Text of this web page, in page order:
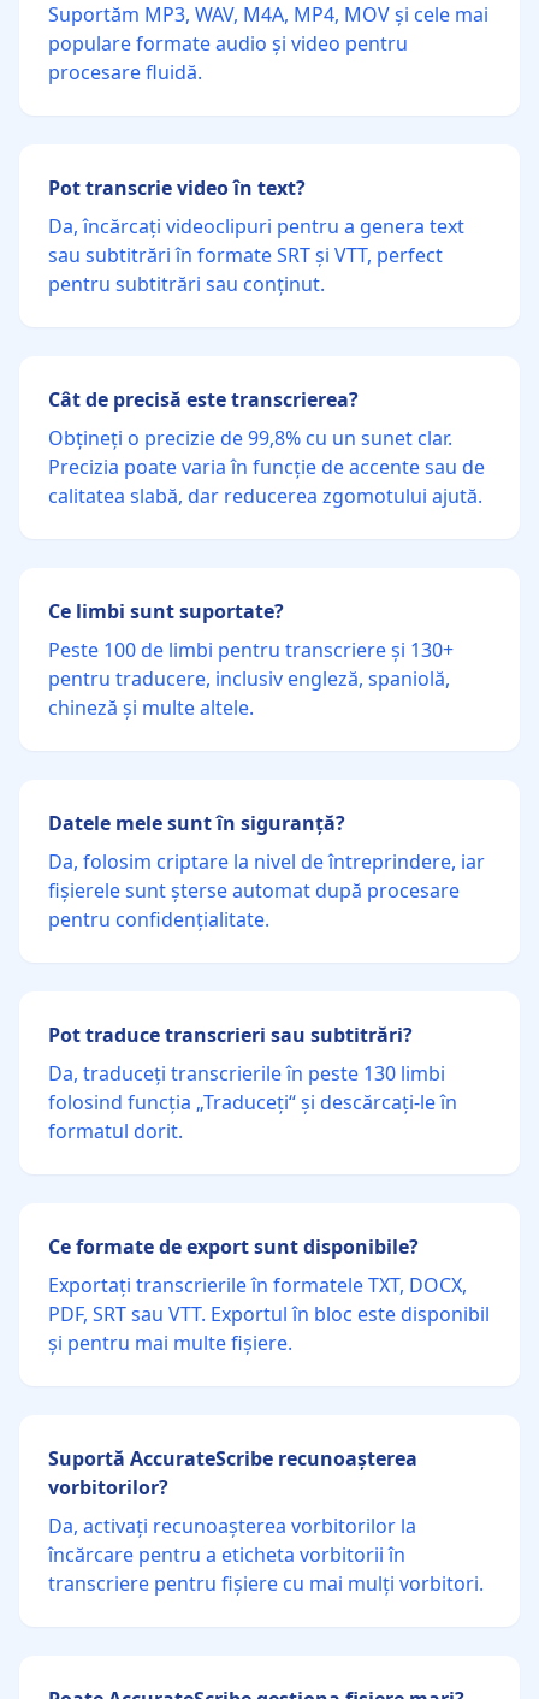
Suportăm MP3, WAV, M4A, MP4, MOV și cele mai
populare formate audio și video pentru
procesare fluidă.
Pot transcrie video în text?
Da, încărcați videoclipuri pentru a genera text
sau subtitrări în formate SRT și VTT, perfect
pentru subtitrări sau conținut.
Cât de precisă este transcrierea?
Obțineți o precizie de 99,8% cu un sunet clar.
Precizia poate varia în funcție de accente sau de
calitatea slabă, dar reducerea zgomotului ajută.
Ce limbi sunt suportate?
Peste 100 de limbi pentru transcriere și 130+
pentru traducere, inclusiv engleză, spaniolă,
chineză și multe altele.
Datele mele sunt în siguranță?
Da, folosim criptare la nivel de întreprindere, iar
fișierele sunt șterse automat după procesare
pentru confidențialitate.
Pot traduce transcrieri sau subtitrări?
Da, traduceți transcrierile în peste 130 limbi
folosind funcția „Traduceți“ și descărcați-le în
formatul dorit.
Ce formate de export sunt disponibile?
Exportați transcrierile în formatele TXT, DOCX,
PDF, SRT sau VTT. Exportul în bloc este disponibil
și pentru mai multe fișiere.
Suportă AccurateScribe recunoașterea
vorbitorilor?
Da, activați recunoașterea vorbitorilor la
încărcare pentru a eticheta vorbitorii în
transcriere pentru fișiere cu mai mulți vorbitori.